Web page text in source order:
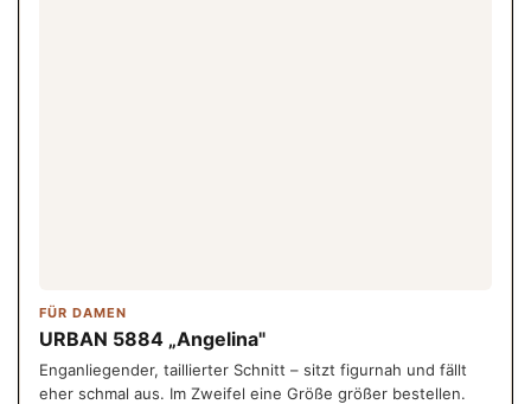
FÜR DAMEN
URBAN 5884 „Angelina"
Enganliegender, taillierter Schnitt – sitzt figurnah und fällt
eher schmal aus. Im Zweifel eine Größe größer bestellen.